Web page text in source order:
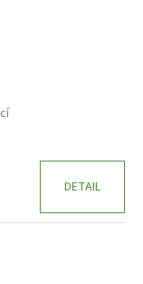
DETAIL